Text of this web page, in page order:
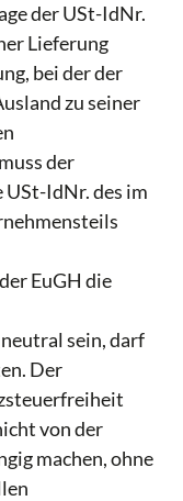
der USt-IdNr.
Lieferung
bei der der
zu seiner
der
IdNr. des im
EuGH die
sein, darf
Der
von der
machen, ohne